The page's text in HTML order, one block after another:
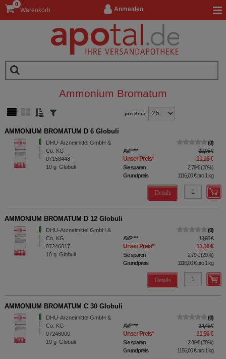
Anmelden
Warenkorb
0
Ammonium Bromatum
pro Seite
AMMONIUM BROMATUM D 6 Globuli
DHU-Arzneimittel GmbH &
Co. KG
07158448
10 g Globuli
0
AVP*** 13,95 €
Unser Preis* 11,16 €
Sie sparen 2,79 €(20%)
Grundpreis
1116,00 €pro 1 kg
Details
AMMONIUM BROMATUM D 12 Globuli
DHU-Arzneimittel GmbH &
Co. KG
07246017
10 g Globuli
0
AVP*** 13,95 €
Unser Preis* 11,16 €
Sie sparen 2,79 €(20%)
Grundpreis
1116,00 €pro 1 kg
Details
AMMONIUM BROMATUM C 30 Globuli
DHU-Arzneimittel GmbH &
Co. KG
07246000
10 g Globuli
0
AVP*** 14,45 €
Unser Preis* 11,56 €
Sie sparen 2,89 €(20%)
Grundpreis
1156,00 €pro 1 kg